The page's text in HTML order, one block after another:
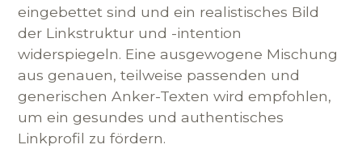
eingebettet sind und ein realistisches Bild
der Linkstruktur und -intention
widerspiegeln. Eine ausgewogene Mischung
aus genauen, teilweise passenden und
generischen Anker-Texten wird empfohlen,
um ein gesundes und authentisches
Linkprofil zu fördern.